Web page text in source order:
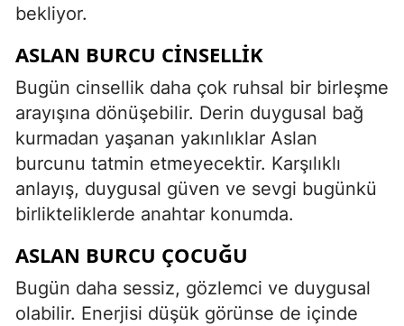
bekliyor.
ASLAN BURCU CINSELLIK
Bugün cinsellik daha çok ruhsal bir birleşme
arayışına dönüşebilir. Derin duygusal bağ
kurmadan yaşanan yakınlıklar Aslan
burcunu tatmin etmeyecektir. Karşılıklı
anlayış, duygusal güven ve sevgi bugünkü
birlikteliklerde anahtar konumda.
ASLAN BURCU ÇOCUĞU
Bugün daha sessiz, gözlemci ve duygusal
olabilir. Enerjisi düşük görünse de içinde